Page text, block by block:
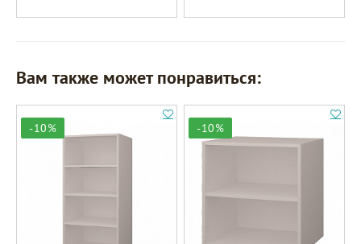
Вам также может понравиться:
-10% -10%